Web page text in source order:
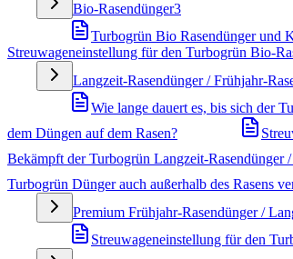
Bio-Rasendünger3
Turbogrün Bio Rasendünger und
Streuwageneinstellung für den Turbogrün Bio-
Langzeit-Rasendünger / Frühjahr-
Wie lange dauert es, bis sich der
dem Düngen auf dem Rasen?
Bekämpft der Turbogrün Langzeit-Rasendünger
Turbogrün Dünger auch außerhalb des Rasens
Premium Frühjahr-Rasendünger /
Streuwageneinstellung für den